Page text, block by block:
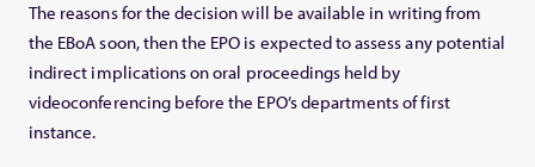
The reasons for the decision will be available in writing from
the EBoA soon, then the EPO is expected to assess any potential
indirect implications on oral proceedings held by
videoconferencing before the EPO’s departments of first
instance.